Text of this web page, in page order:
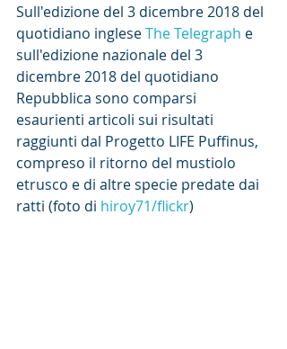
Sull'edizione del 3 dicembre 2018 del
quotidiano inglese The Telegraph e
sull'edizione nazionale del 3
dicembre 2018 del quotidiano
Repubblica sono comparsi
esaurienti articoli sui risultati
raggiunti dal Progetto LIFE Puffinus,
compreso il ritorno del mustiolo
etrusco e di altre specie predate dai
ratti (foto di hiroy71/flickr)